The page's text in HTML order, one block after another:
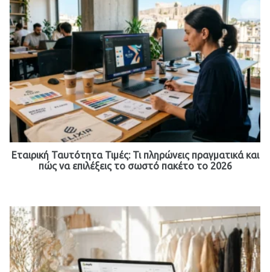
Εταιρική Ταυτότητα Τιμές: Τι πληρώνεις πραγματικά και
πώς να επιλέξεις το σωστό πακέτο το 2026